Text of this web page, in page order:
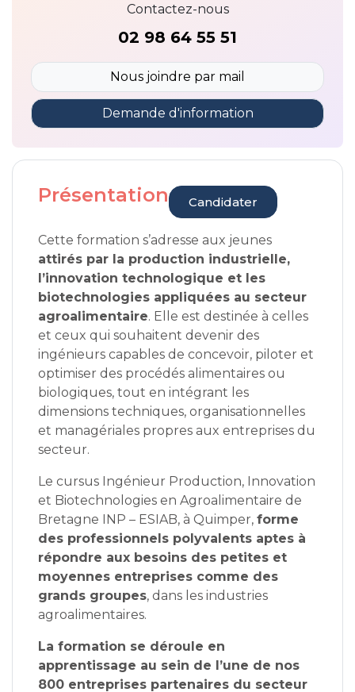
Contactez-nous
02 98 64 55 51
Nous joindre par mail
Demande d'information
Présentation Candidater
Cette formation s’adresse aux jeunes
attirés par la production industrielle,
l’innovation technologique et les
biotechnologies appliquées au secteur
agroalimentaire. Elle est destinée à celles
et ceux qui souhaitent devenir des
ingénieurs capables de concevoir, piloter et
optimiser des procédés alimentaires ou
biologiques, tout en intégrant les
dimensions techniques, organisationnelles
et managériales propres aux entreprises du
secteur.
Le cursus Ingénieur Production, Innovation
et Biotechnologies en Agroalimentaire de
Bretagne INP – ESIAB, à Quimper, forme
des professionnels polyvalents aptes à
répondre aux besoins des petites et
moyennes entreprises comme des
grands groupes, dans les industries
agroalimentaires.
La formation se déroule en
apprentissage au sein de l’une de nos
800 entreprises partenaires du secteur